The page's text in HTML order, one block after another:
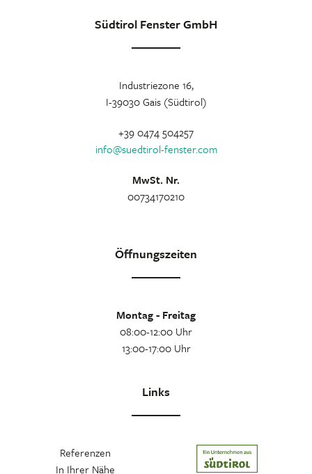
Südtirol Fenster GmbH
Industriezone 16,
I-39030 Gais (Südtirol)
+39 0474 504257
info@suedtirol-fenster.com
MwSt. Nr.
00734170210
Öffnungszeiten
Montag - Freitag
08:00-12:00 Uhr
13:00-17:00 Uhr
Links
Referenzen
In Ihrer Nähe